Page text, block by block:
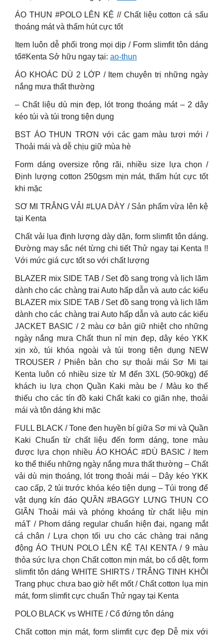
ÁO THUN #POLO LÊN KỆ // Chất liệu cotton cá sấu
thoáng mát và thấm hút cực tốt
Item luôn dễ phối trong mọi dịp / Form slimfit tôn dáng
tố#Kenta Sở hữu ngay tại: ao-thun
ÁO KHOÁC DÙ 2 LỚP / Item chuyên trị những ngày
nắng mưa thất thường
– Chất liệu dù mịn đẹp, lót trong thoáng mát – 2 dây
kéo túi và túi trong tiện dụng
BST ÁO THUN TRƠN với các gam màu tươi mới /
Thoải mái và dễ chịu giữ mùa hè
Form dáng oversize rộng rãi, nhiều size lựa chọn /
Định lượng cotton 250gsm mịn mát, thấm hút cực tốt
khi mặc
SƠ MI TRẮNG VẢI #LỤA DÀY / Sản phẩm vừa lên kệ
tại Kenta
Chất vải lụa định lượng dày dặn, form slimfit tôn dáng.
Đường may sắc nét từng chi tiết Thử ngay tại Kenta !!
Với mức giá cực tốt so với chất lượng
BLAZER mix SIDE TAB / Set đồ sang trọng và lịch lãm
dành cho các chàng trai Auto hấp dẫn và auto các kiểu
BLAZER mix SIDE TAB / Set đồ sang trọng và lịch lãm
dành cho các chàng trai Auto hấp dẫn và auto các kiểu
JACKET BASIC / 2 màu cơ bản giữ nhiệt cho những
ngày nắng mưa Chất thun nỉ mịn đẹp, dây kéo YKK
xịn xò, túi khóa ngoài và túi trong tiện dụng NEW
TROUSER / Phiên bản cho sự thoải mái Sơ Mi tại
Kenta luôn có nhiều size từ M đến 3XL (50-90kg) để
khách iu lựa chọn Quần Kaki màu be / Màu ko thể
thiếu cho các tín đồ kaki Chất kaki co giãn nhẹ, thoải
mái và tôn dáng khi mặc
FULL BLACK / Tone đen huyền bí giữa Sơ mi và Quần
Kaki Chuẩn từ chất liệu đến form dáng, tone màu
được lựa chọn nhiều ÁO KHOÁC #DÙ BASIC / Item
ko thể thiếu những ngày nắng mưa thất thường – Chất
vải dù mịn thoáng, lót trong thoải mái – Dây kéo YKK
cao cấp, 2 túi trước khóa kéo tiện dụng – Túi trong để
vật dụng kín đáo QUẦN #BAGGY LƯNG THUN CO
GIÃN Thoải mái và phóng khoáng từ chất liệu mịn
máT / Phom dáng regular chuẩn hiện đại, ngang mắt
cá chân / Lựa chọn tối ưu cho các chàng trai năng
động ÁO THUN POLO LÊN KỆ TẠI KENTA / 9 màu
thỏa sức lựa chọn Chất cotton mịn mát, bo cổ dệt, form
slimfit tôn dáng WHITE SHIRTS / TRẮNG TINH KHÔI
Trang phục chưa bao giờ hết mốt / Chất cotton lụa mịn
mát, form slimfit cực chuẩn Thử ngay tại Kenta
POLO BLACK vs WHITE / Cổ đứng tôn dáng
Chất cotton mịn mát, form slimfit cực đẹp Dễ mix với